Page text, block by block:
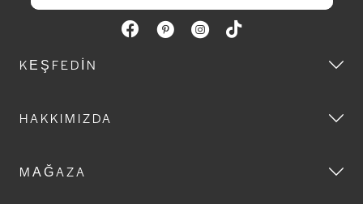
KEŞFEDIN
HAKKIMIZDA
MAĞAZA